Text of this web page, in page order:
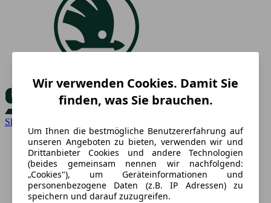
Skoda
Wir verwenden Cookies. Damit Sie
finden, was Sie brauchen.
Um Ihnen die bestmögliche Benutzererfahrung auf
unseren Angeboten zu bieten, verwenden wir und
Drittanbieter Cookies und andere Technologien
(beides gemeinsam nennen wir nachfolgend:
„Cookies"), um Geräteinformationen und
personenbezogene Daten (z.B. IP Adressen) zu
speichern und darauf zuzugreifen.